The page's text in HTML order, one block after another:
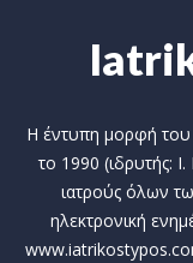
Η έντυπη μορφή του
το 1990 (ιδρυτής:
ιατρούς όλων
ηλεκτρονική